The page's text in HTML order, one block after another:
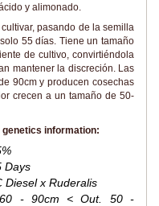
y alimonado.
pasando de la semilla
55 días. Tiene un tamaño
de cultivo, convirtiéndola
mantener la discreción. Las
90cm y producen cosechas
crecen a un tamaño de 50-
genetics information:
Days
Diesel x Ruderalis
- 90cm < Out. 50 -